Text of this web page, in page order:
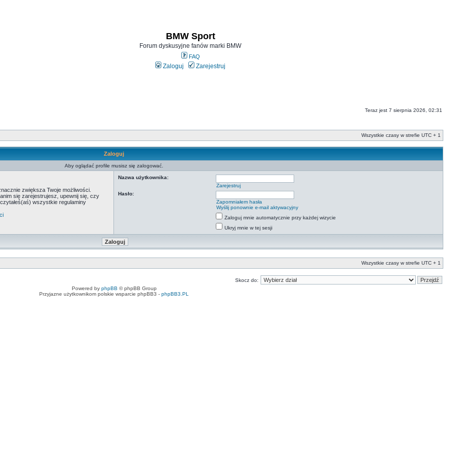
BMW Sport
Forum dyskusyjne fanów marki BMW
FAQ
Zaloguj Zarejestruj
Teraz jest 7 sierpnia 2026, 02:31
Wszystkie czasy w strefie UTC + 1
Zaloguj
Aby oglądać profile musisz się zalogować.
zwiększa Twoje możliwości.
się zarejestrujesz, upewnij się, czy
wszystkie regulaminy
Nazwa użytkownika:
Zarejestruj
Hasło:
Zapomniałem hasła
Wyślij ponownie e-mail aktywacyjny
Zaloguj mnie automatycznie przy każdej wizycie
Ukryj mnie w tej sesji
Wszystkie czasy w strefie UTC + 1
Skocz do:
Powered by phpBB © phpBB Group
Przyjazne użytkownikom polskie wsparcie phpBB3 - phpBB3.PL